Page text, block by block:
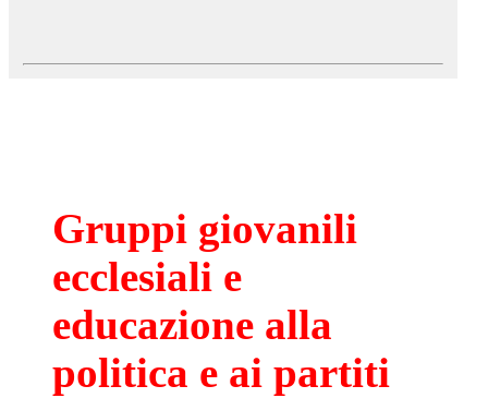
Gruppi giovanili
ecclesiali e
educazione alla
politica e ai partiti